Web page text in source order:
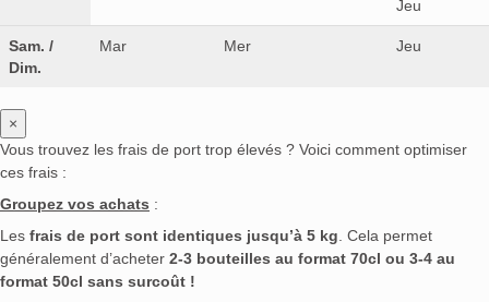
Jeu
Sam. /
Dim.
Mar Mer Jeu
×
Vous trouvez les frais de port trop élevés ? Voici comment optimiser
ces frais :
Groupez vos achats :
Les frais de port sont identiques jusqu’à 5 kg . Cela permet
généralement d’acheter 2-3 bouteilles au format 70cl ou 3-4 au
format 50cl sans surcoût !